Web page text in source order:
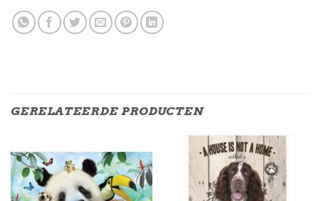
GERELATEERDE PRODUCTEN